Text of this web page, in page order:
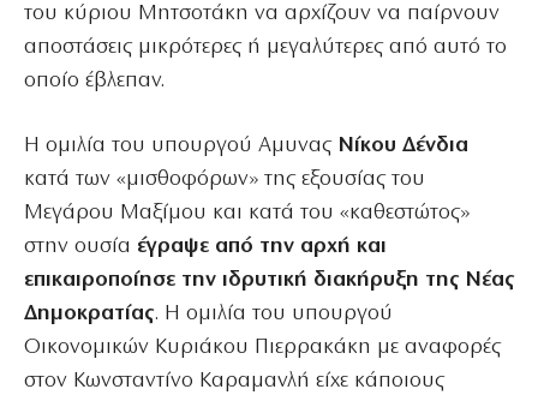
του κύριου Μητσοτάκη να αρχίζουν να παίρνουν
αποστάσεις μικρότερες ή μεγαλύτερες από αυτό το
οποίο έβλεπαν.
Η ομιλία του υπουργού Αμυνας Νίκου Δένδια
κατά των «μισθοφόρων» της εξουσίας του
Μεγάρου Μαξίμου και κατά του «καθεστώτος»
στην ουσία έγραψε από την αρχή και
επικαιροποίησε την ιδρυτική διακήρυξη της Νέας
Δημοκρατίας. Η ομιλία του υπουργού
Οικονομικών Κυριάκου Πιερρακάκη με αναφορές
στον Κωνσταντίνο Καραμανλή είχε κάποιους